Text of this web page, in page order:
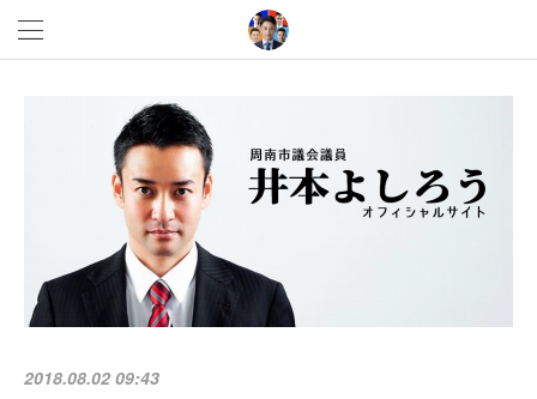
2018.08.02 09:43